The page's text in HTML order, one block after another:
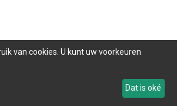
van cookies. U kunt uw voorkeuren
Dat is oké